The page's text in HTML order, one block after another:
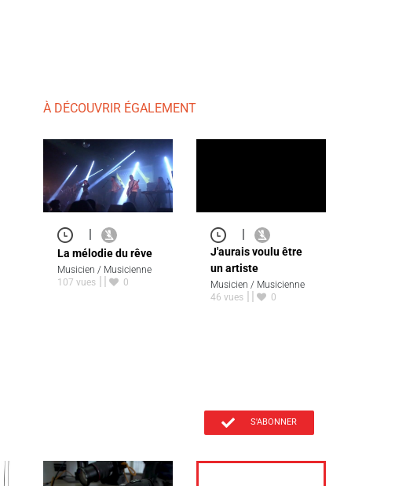
À DÉCOUVRIR ÉGALEMENT
La mélodie du rêve
Musicien / Musicienne
107 vues
0
J'aurais voulu être
un artiste
Musicien / Musicienne
46 vues
0
S'ABONNER